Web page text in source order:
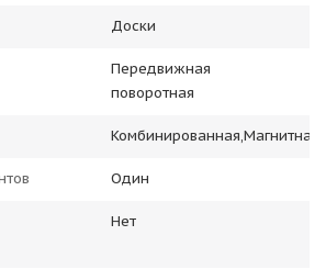
Доски
Передвижная
поворотная
Комбинированная,Магнитная
Один
Нет